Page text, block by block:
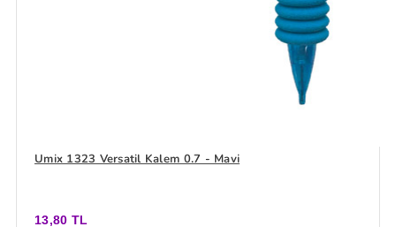
Umix 1323 Versatil Kalem 0.7 - Mavi
13,80 TL